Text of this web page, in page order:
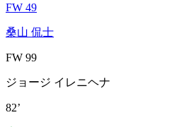
FW 49
桑山 侃士
FW 99
ジョージ イレニヘナ
82’